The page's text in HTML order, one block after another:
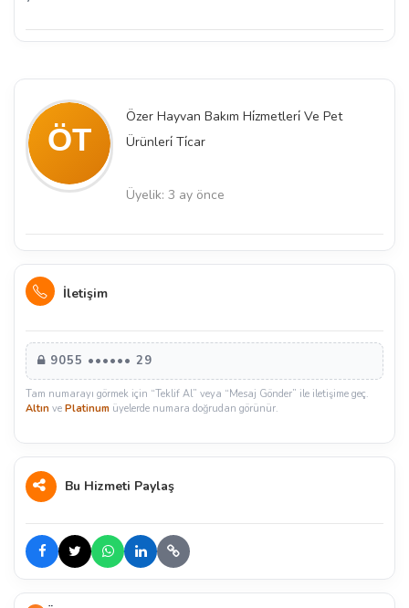
Özer Hayvan Bakım Hi̇zmetleri̇ Ve Pet
Ürünleri̇ Ti̇car
Üyelik: 3 ay önce
İletişim
9055 •••••• 29
Tam numarayı görmek için “Teklif Al” veya “Mesaj Gönder” ile iletişime geç.
Altın ve Platinum üyelerde numara doğrudan görünür.
Bu Hizmeti Paylaş